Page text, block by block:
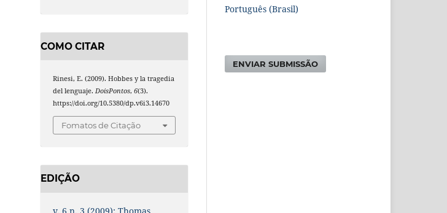
COMO CITAR
Rinesi, E. (2009). Hobbes y la tragedia
del lenguaje.DoisPontos,6(3).
https://doi.org/10.5380/dp.v6i3.14670
Fomatos de Citação
EDIÇÃO
Português (Brasil)
ENVIAR SUBMISSÃO